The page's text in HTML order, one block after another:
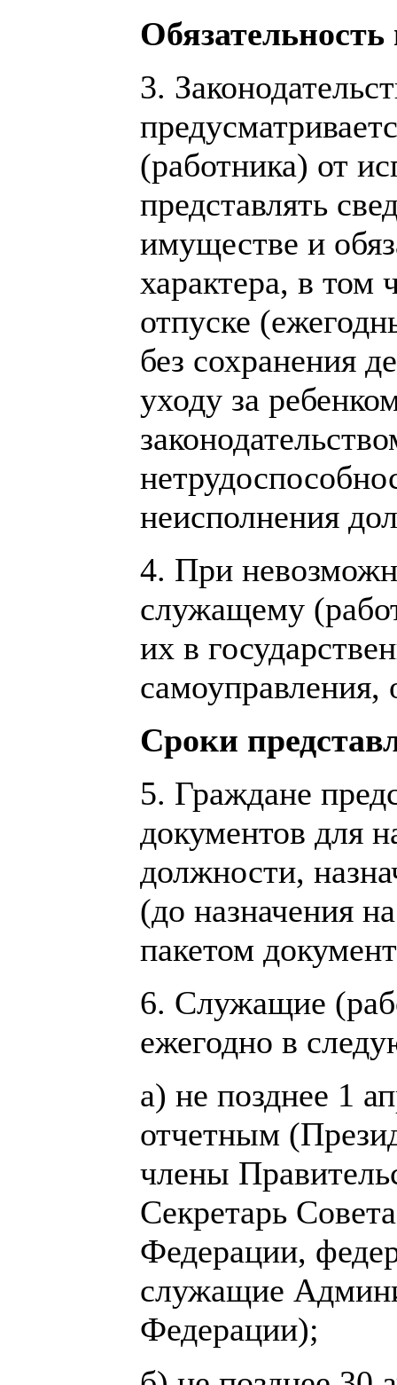
3.
(работника) от
представлять
имуществе и
характера, в том
отпуске
без сохранения
уходу за
неисполнения
4. При
служащему
их в
самоуправления,
Сроки
5. Граждане
документов для
должности,
(до назначения
пакетом
6. Служащие
ежегодно в
а) не позднее 1
отчетным
члены
Секретарь
Федерации,
служащие
Федерации);